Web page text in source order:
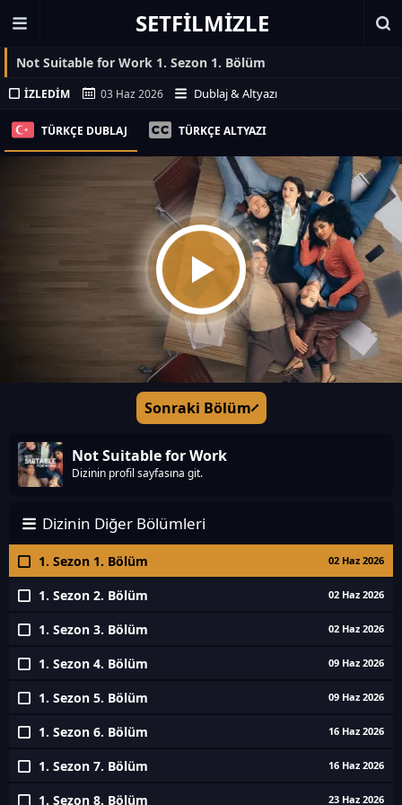
SETFILMIZLE
Not Suitable for Work 1. Sezon 1. Bölüm
İZLEDIM 03 Haz 2026 Dublaj & Altyazı
TÜRKÇE DUBLAJ TÜRKÇE ALTYAZI
Sonraki Bölüm
Not Suitable for Work
Dizinin profil sayfasına git.
Dizinin Diğer Bölümleri
1. Sezon 1. Bölüm 02 Haz 2026
1. Sezon 2. Bölüm 02 Haz 2026
1. Sezon 3. Bölüm 02 Haz 2026
1. Sezon 4. Bölüm 09 Haz 2026
1. Sezon 5. Bölüm 09 Haz 2026
1. Sezon 6. Bölüm 16 Haz 2026
1. Sezon 7. Bölüm 16 Haz 2026
1. Sezon 8. Bölüm 23 Haz 2026